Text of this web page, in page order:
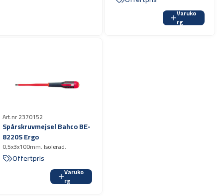
Varuko
rg
Art.nr 2370152
Spårskruvmejsel Bahco BE-
8220S Ergo
0,5x3x100mm. Isolerad.
Offertpris
Varuko
rg